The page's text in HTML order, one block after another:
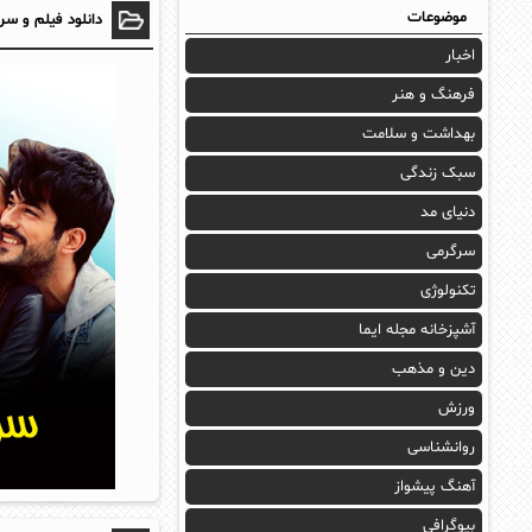
دانلود فیلم و
موضوعات
اخبار
فرهنگ و هنر
بهداشت و سلامت
سبک زندگی
دنیای مد
سرگرمی
تکنولوژی
آشپزخانه مجله ایما
دین و مذهب
ورزش
روانشناسی
آهنگ پیشواز
بیوگرافی